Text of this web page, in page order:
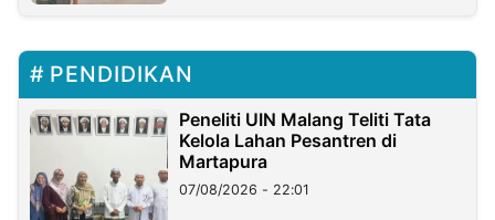
PENDIDIKAN
Peneliti UIN Malang Teliti Tata
Kelola Lahan Pesantren di
Martapura
07/08/2026 - 22:01